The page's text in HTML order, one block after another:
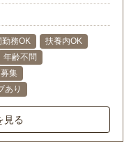
勤務OK
扶養内OK
年齢不問
集
あり
見る